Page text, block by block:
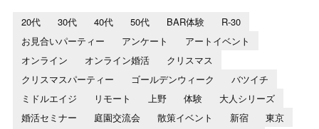
20代 30代 40代 50代 BAR体験
R-30
お見合いパーティー
アンケート
アートイベント
オンライン
オンライン婚活
クリスマス
クリスマスパーティー
ゴールデンウィーク
バツイチ
ミドルエイジ
リモート 上野 体験
大人シリーズ
婚活セミナー
庭園交流会 散策イベント 新宿
東京